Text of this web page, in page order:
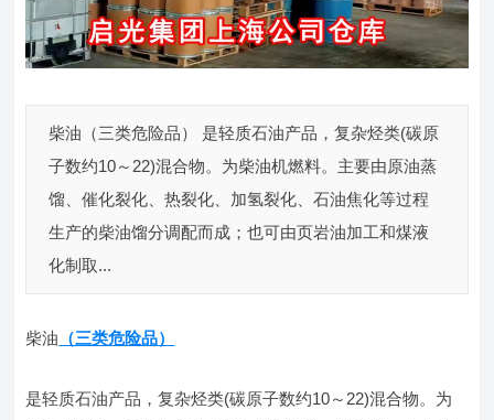
柴油（三类危险品） 是轻质石油产品，复杂烃类(碳原
子数约10～22)混合物。为柴油机燃料。主要由原油蒸
馏、催化裂化、热裂化、加氢裂化、石油焦化等过程
生产的柴油馏分调配而成；也可由页岩油加工和煤液
化制取...
柴油 （三类危险品）
是轻质石油产品，复杂烃类(碳原子数约10～22)混合物。为